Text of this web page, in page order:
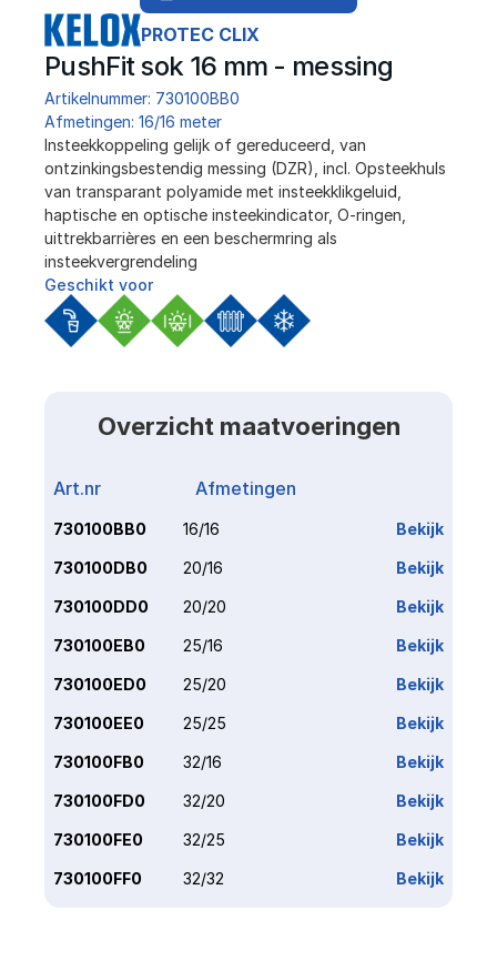
PROTEC CLIX
PushFit sok 16 mm - messing
Artikelnummer: 730100BB0
Afmetingen: 16/16 meter
﻿Insteekkoppeling gelijk of gereduceerd, van
ontzinkingsbestendig messing (DZR), incl. Opsteekhuls
van transparant polyamide met insteekklikgeluid,
haptische en optische insteekindicator, O-ringen,
uittrekbarrières en een beschermring als
insteekvergrendeling
Geschikt voor
Overzicht maatvoeringen
Art.nr Afmetingen
730100BB0 16/16 Bekijk
730100DB0 20/16 Bekijk
730100DD0 20/20 Bekijk
730100EB0 25/16 Bekijk
730100ED0 25/20 Bekijk
730100EE0 25/25 Bekijk
730100FB0 32/16 Bekijk
730100FD0 32/20 Bekijk
730100FE0 32/25 Bekijk
730100FF0 32/32 Bekijk